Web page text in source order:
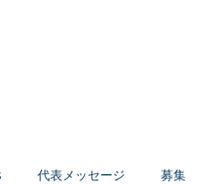
代表メッセージ 募集